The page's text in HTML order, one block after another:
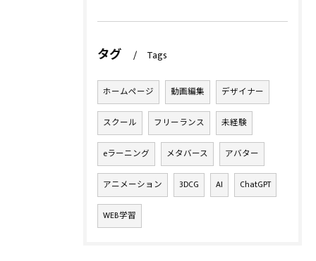
タグ Tags
ホームページ 動画編集 デザイナー
スクール フリーランス 未経験
eラーニング メタバース アバター
アニメーション 3DCG AI ChatGPT
WEB学習